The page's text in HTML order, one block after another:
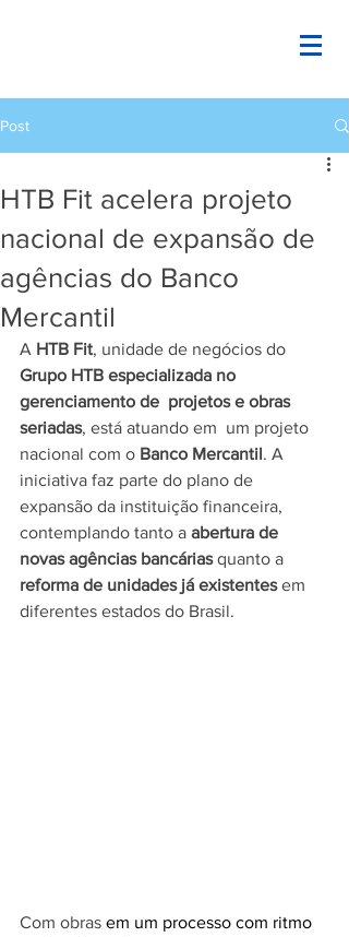
Post
HTB Fit acelera projeto
nacional de expansão de
agências do Banco
Mercantil
A HTB Fit, unidade de negócios do
Grupo HTB especializada no
gerenciamento de  projetos e obras
seriadas, está atuando em  um projeto
nacional com o Banco Mercantil. A
iniciativa faz parte do plano de
expansão da instituição financeira,
contemplando tanto a abertura de
novas agências bancárias quanto a
reforma de unidades já existentes em
diferentes estados do Brasil.
Com obras em um processo com ritmo